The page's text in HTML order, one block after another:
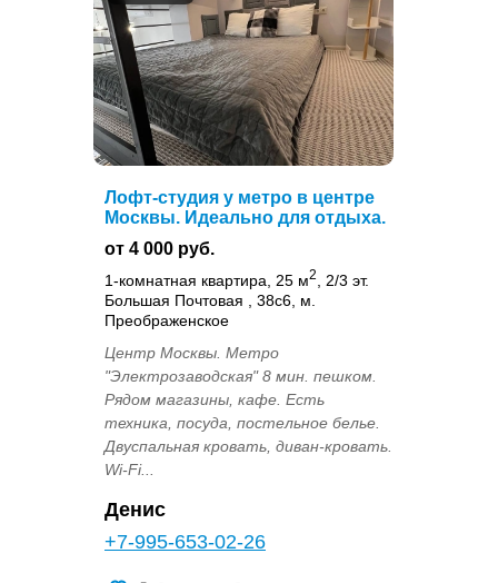
Лофт-студия у метро в центре
Москвы. Идеально для отдыха.
от 4 000 руб.
1-комнатная квартира, 25 м2
, 2/3 эт.
Большая Почтовая , 38с6, м.
Преображенское
Центр Москвы. Метро
"Электрозаводская" 8 мин. пешком.
Рядом магазины, кафе. Есть
техника, посуда, постельное белье.
Двуспальная кровать, диван-кровать.
Wi-Fi...
Денис
+7-995-653-02-26